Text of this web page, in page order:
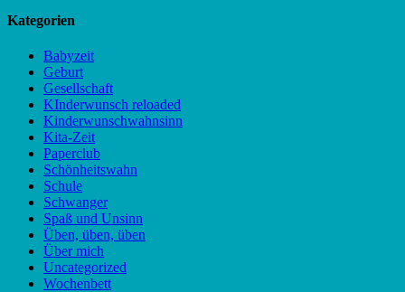
Kategorien
Babyzeit
Geburt
Gesellschaft
KInderwunsch reloaded
Kinderwunschwahnsinn
Kita-Zeit
Paperclub
Schönheitswahn
Schule
Schwanger
Spaß und Unsinn
Üben, üben, üben
Über mich
Uncategorized
Wochenbett